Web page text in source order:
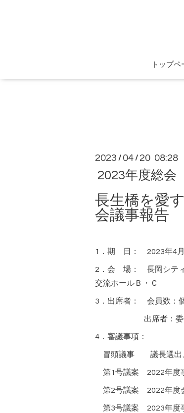
トップペ
2023 / 04 / 20 08:28
2023年度総
長生橋を愛
会議事報告
1．期 日： 2023年4月
2．会 場： 長岡シティ
交流ホールＢ・Ｃ
3．出席者： 会員数：
出席者：委任状
4．審議事項：
冒頭議事 議長選出、
第1号議案 2022年度
第2号議案 2022年度
第3号議案 2023年度